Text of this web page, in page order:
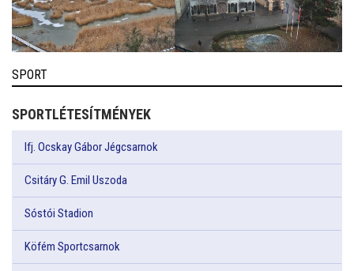
SPORT
SPORTLÉTESÍTMÉNYEK
Ifj. Ocskay Gábor Jégcsarnok
Csitáry G. Emil Uszoda
Sóstói Stadion
Köfém Sportcsarnok